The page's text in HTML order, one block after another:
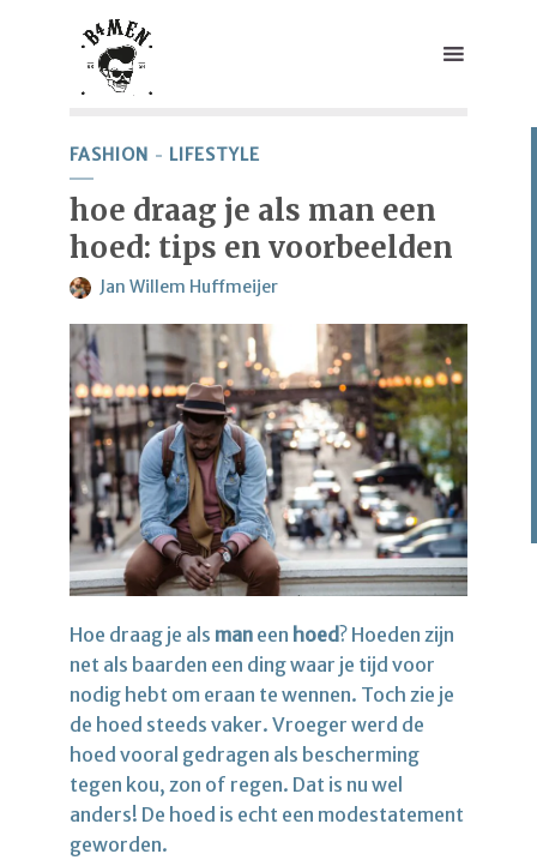
FASHION LIFESTYLE
hoe draag je als man een
hoed: tips en voorbeelden
Jan Willem Huffmeijer
Hoe draag je als man een hoed? Hoeden zijn
net als baarden een ding waar je tijd voor
nodig hebt om eraan te wennen. Toch zie je
de hoed steeds vaker. Vroeger werd de
hoed vooral gedragen als bescherming
tegen kou, zon of regen. Dat is nu wel
anders! De hoed is echt een modestatement
geworden.